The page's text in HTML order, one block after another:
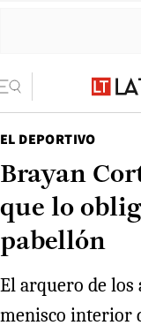
EL DEPORTIVO
Brayan
que lo
pabellón
El arquero de
menisco interior